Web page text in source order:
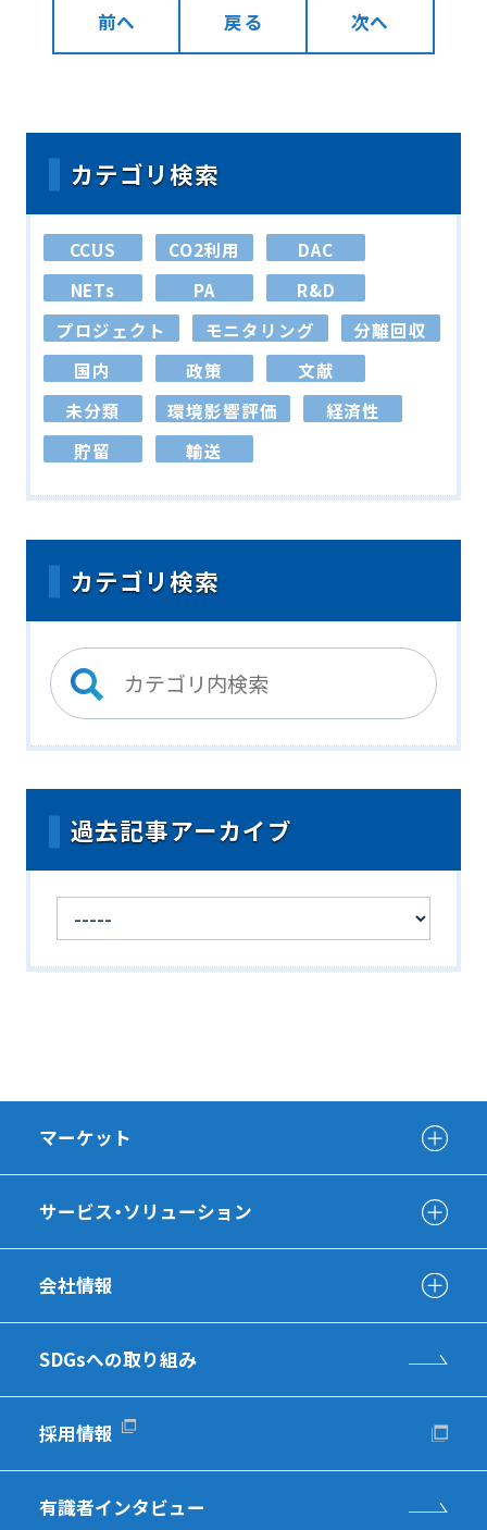
前へ 戻る 次へ
カテゴリ検索
CCUS CO2利用
DAC
NETs
PA
R&D
プロジェクト
モニタリング
分離回収
国内
政策
文献
未分類
環境影響評価
経済性
貯留
輸送
カテゴリ検索
過去記事アーカイブ
マーケット
サービス・ソリューション
会社情報
SDGsへの取り組み
採用情報
有識者インタビュー